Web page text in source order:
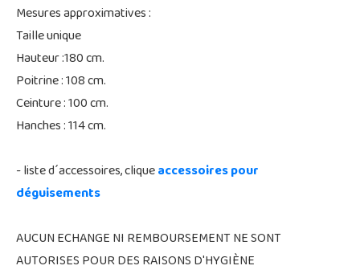
Mesures approximatives :
Taille unique
Hauteur :180 cm.
Poitrine : 108 cm.
Ceinture : 100 cm.
Hanches : 114 cm.
- liste d´accessoires, cliqueaccessoires pour
déguisements
AUCUN ECHANGE NI REMBOURSEMENT NE SONT
AUTORISES POUR DES RAISONS D'HYGIÈNE